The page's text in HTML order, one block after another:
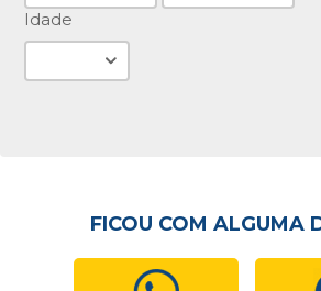
Idade
FICOU COM ALGUMA